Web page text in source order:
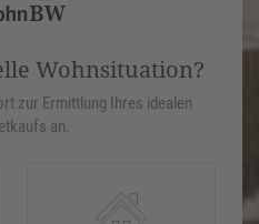
Wohnsituation?
zur Ermittlung Ihres idealen
an.